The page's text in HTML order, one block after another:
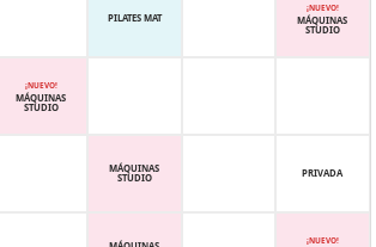
PILATES MAT
¡NUEVO!
MÁQUINAS
STUDIO
¡NUEVO!
MÁQUINAS
STUDIO
MÁQUINAS
STUDIO
PRIVADA
¡NUEVO!